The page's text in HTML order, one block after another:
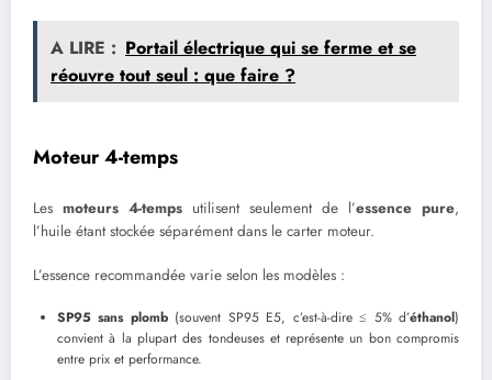
A LIRE : Portail électrique qui se ferme et se
réouvre tout seul : que faire ?
Moteur 4-temps
Les moteurs 4-temps utilisent seulement de l’essence pure,
l’huile étant stockée séparément dans le carter moteur.
L’essence recommandée varie selon les modèles :
SP95 sans plomb(souvent SP95 E5, c’est-à-dire ≤ 5% d’éthanol)
convient à la plupart des tondeuses et représente un bon compromis
entre prix et performance.